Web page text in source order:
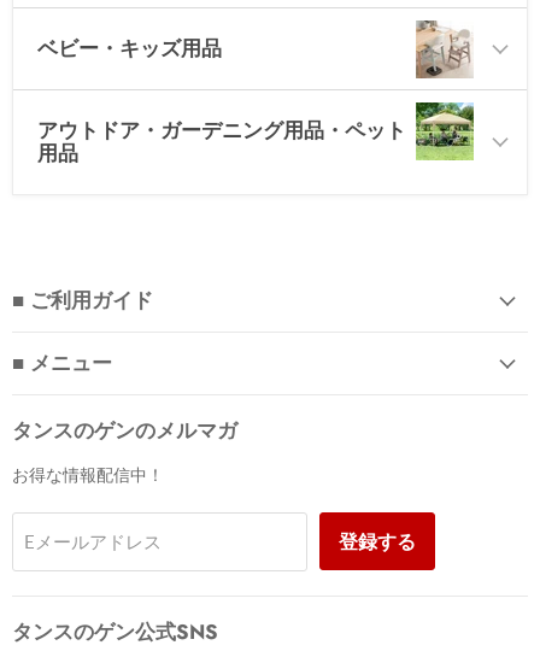
ベビー・キッズ用品
アウトドア・ガーデニング用品・ペット
用品
■ ご利用ガイド
■ メニュー
タンスのゲンのメルマガ
お得な情報配信中！
Eメールアドレス 登録する
タンスのゲン公式SNS